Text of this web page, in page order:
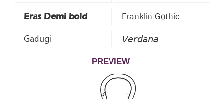
Eras Demi bold Franklin Gothic
Gadugi Verdana
PREVIEW